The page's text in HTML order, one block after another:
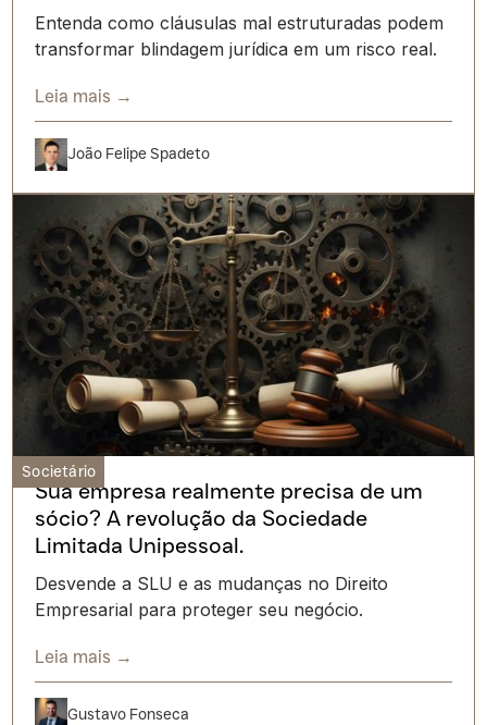
Entenda como cláusulas mal estruturadas podem
transformar blindagem jurídica em um risco real.
Leia mais →
João Felipe Spadeto
Societário
Sua empresa realmente precisa de um
sócio? A revolução da Sociedade
Limitada Unipessoal.
Desvende a SLU e as mudanças no Direito
Empresarial para proteger seu negócio.
Leia mais →
Gustavo Fonseca